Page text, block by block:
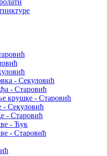
- Секуловић
- Старовић
крушке - Старовић
- Секуловић
- Старовић
- Ћук
- Старовић